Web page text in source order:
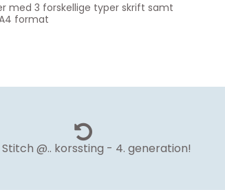
med 3 forskellige typer skrift samt
format
Stitch @.. korssting - 4. generation!